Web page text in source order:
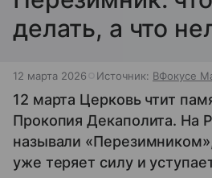
делать, а что
12 марта 2026 Источник: ВФокусе
12 марта Церковь чтит
Прокопия Декаполита. На
называли
уже теряет силу и